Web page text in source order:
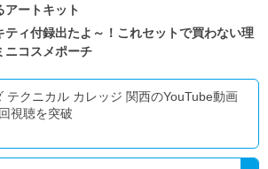
アートキット
ティ付録出たよ～！これセットで買わない理
ニコスメポーチ
テクニカル カレッジ 関西のYouTube動画
視聴を突破